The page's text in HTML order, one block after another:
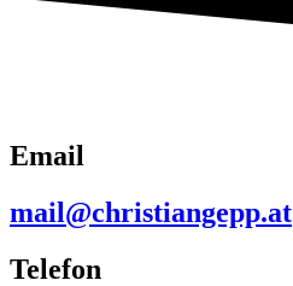
Email
mail@christiangepp.at
Telefon